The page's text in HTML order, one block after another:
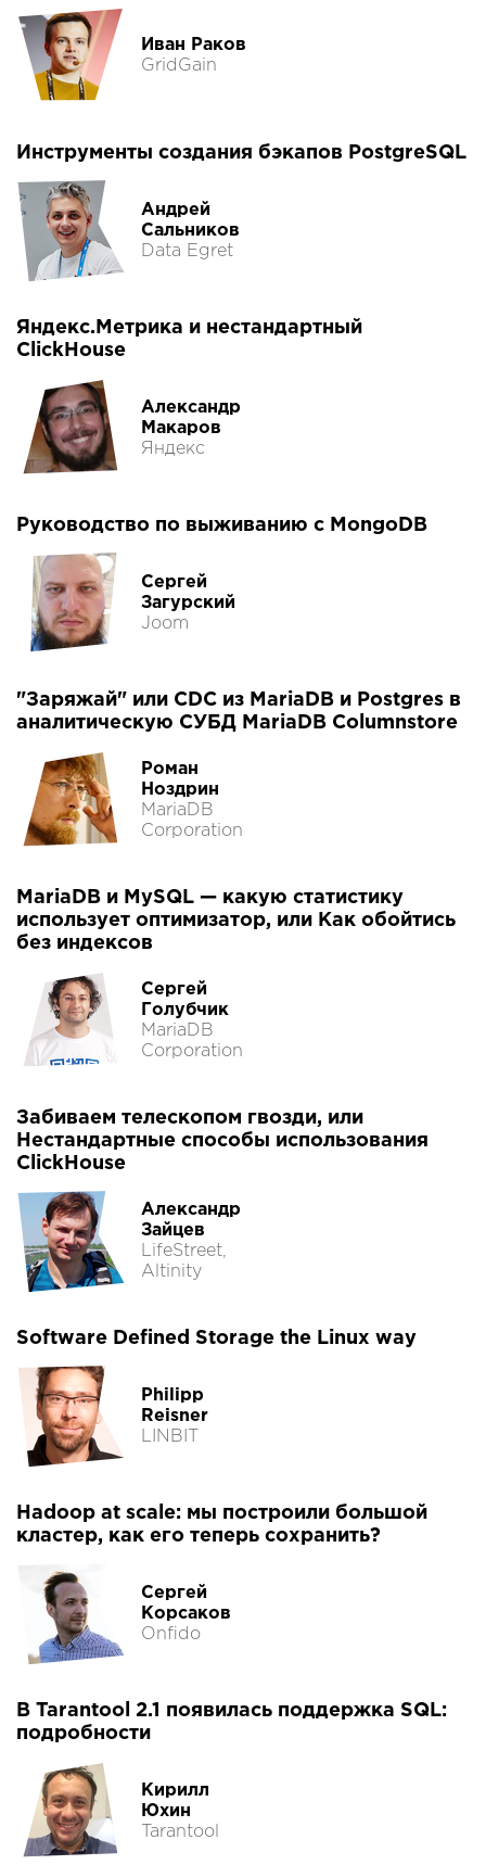
Иван Раков
GridGain
Инструменты создания бэкапов PostgreSQL
Андрей
Сальников
Data Egret
Яндекс.Метрика и нестандартный
ClickHouse
Александр
Макаров
Яндекс
Руководство по выживанию с MongoDB
Сергей
Загурский
Joom
"Заряжай" или CDC из MariaDB и Postgres в
аналитическую СУБД MariaDB Columnstore
Роман
Ноздрин
MariaDB
Corporation
MariaDB и MySQL — какую статистику
использует оптимизатор, или Как обойтись
без индексов
Сергей
Голубчик
MariaDB
Corporation
Забиваем телескопом гвозди, или
Нестандартные способы использования
ClickHouse
Александр
Зайцев
LifeStreet,
Altinity
Software Defined Storage the Linux way
Philipp
Reisner
LINBIT
Hadoop at scale: мы построили большой
кластер, как его теперь сохранить?
Сергей
Корсаков
Onfido
В Tarantool 2.1 появилась поддержка SQL:
подробности
Кирилл
Юхин
Tarantool